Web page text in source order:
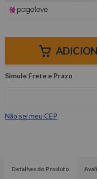
Não sei meu CEP
Detalhes do Produto